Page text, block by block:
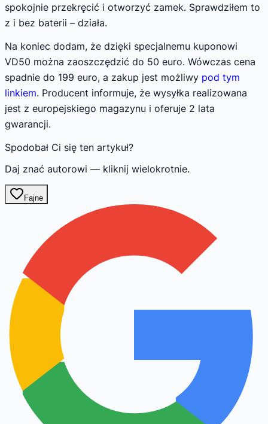
spokojnie przekręcić i otworzyć zamek. Sprawdziłem to
z i bez baterii – działa.
Na koniec dodam, że dzięki specjalnemu kuponowi
VD50 można zaoszczędzić do 50 euro. Wówczas cena
spadnie do 199 euro, a zakup jest możliwy pod tym
linkiem. Producent informuje, że wysyłka realizowana
jest z europejskiego magazynu i oferuje 2 lata
gwarancji.
Spodobał Ci się ten artykuł?
Daj znać autorowi — kliknij wielokrotnie.
Fajne